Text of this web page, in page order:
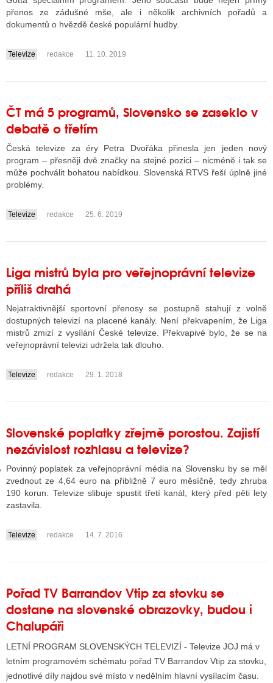
TELEVIZÍ
INTERNET
STRÁNKY RÁDIÍ
STÁT BLOGEREM
DISKUTÉRA NA RADIOTV
STARŠÍCH DISKUZÍ
přenos ze zádušné mše, ale i několik archivních pořadů a
dokumentů o hvězdě české populární hudby.
....
Televize redakce 11. 10. 2019
ČT má 5 programů, Slovensko se zaseklo v
debatě o třetím
Česká televize za éry Petra Dvořáka přinesla jen jeden nový
program – přesněji dvě značky na stejné pozici – nicméně i tak se
může pochválit bohatou nabídkou. Slovenská RTVS řeší úplně jiné
problémy.
....
Televize redakce 25. 6. 2019
Liga mistrů byla pro veřejnoprávní televize
příliš drahá
Nejatraktivnější sportovní přenosy se postupně stahují z volně
dostupných televizí na placené kanály. Není překvapením, že Liga
mistrů zmizí z vysílání České televize. Překvapivé bylo, že se na
veřejnoprávní televizi udržela tak dlouho.
....
Televize redakce 29. 1. 2018
Slovenské poplatky zřejmě porostou. Zajistí
nezávislost rozhlasu a televize?
Povinný poplatek za veřejnoprávní média na Slovensku by se měl
zvednout ze 4,64 euro na přibližně 7 euro měsíčně, tedy zhruba
190 korun. Televize slibuje spustit třetí kanál, který před pěti lety
zastavila.
....
Televize redakce 14. 7. 2016
Pořad TV Barrandov Vtip za stovku se
dostane na slovenské obrazovky, budou i
Chalupáři
LETNÍ PROGRAM SLOVENSKÝCH TELEVIZÍ - Televize JOJ má v
letním programovém schématu pořad TV Barrandov Vtip za stovku,
jednotlivé díly najdou své místo v nedělním hlavní vysílacím času.